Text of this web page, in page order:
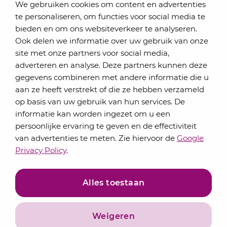
We gebruiken cookies om content en advertenties
te personaliseren, om functies voor social media te
bieden en om ons websiteverkeer te analyseren.
Ook delen we informatie over uw gebruik van onze
site met onze partners voor social media,
adverteren en analyse. Deze partners kunnen deze
gegevens combineren met andere informatie die u
aan ze heeft verstrekt of die ze hebben verzameld
op basis van uw gebruik van hun services. De
informatie kan worden ingezet om u een
persoonlijke ervaring te geven en de effectiviteit
van advertenties te meten. Zie hiervoor de Google
Privacy Policy.
Alles toestaan
Weigeren
Schrijf je in voor onze nieuwsbrief
Elke maand bundelen de adviseurs van Lansigt in
de eSigt het nieuws.
Jouw emailadres
Inschrijven